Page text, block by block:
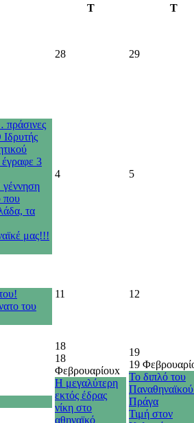
Τ Τ
28 29
πράσινες
3
που
τα
μας!!!
4 5
του
11 12
18
18
Φεβρουαρίουx
Η μεγαλύτερη
εκτός έδρας
νίκη στο
αθηναϊκό
19
19
Το διπλό του
Πράγα
Τιμή στον